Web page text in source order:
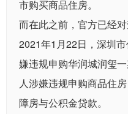
市购买商品住房。
而在此之前，官方已经
2021年1月22日，深圳
嫌违规申购华润城润玺
人涉嫌违规申购商品住
障房与公积金贷款。